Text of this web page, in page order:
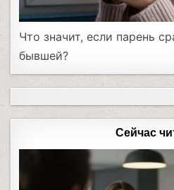
Что значит, если парень
бывшей?
Сейчас